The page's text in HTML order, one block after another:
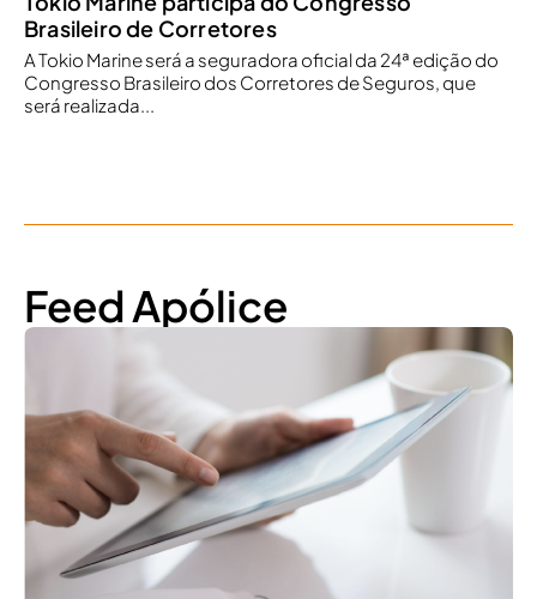
Brasileiro de Corretores
A Tokio Marine será a seguradora oficial da 24ª edição do
Congresso Brasileiro dos Corretores de Seguros, que
será realizada...
Feed Apólice